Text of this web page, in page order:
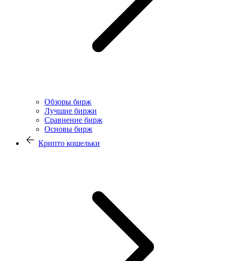
Обзоры бирж
Лучшие биржи
Сравнение бирж
Основы бирж
Крипто кошельки